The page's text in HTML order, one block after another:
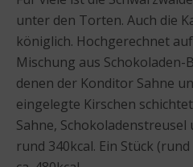
unter den Torten. Auch die
königlich. Hochgerechnet
Mischung aus Schokoladen-
denen der Konditor Sahne
eingelegte Kirschen
Sahne,
rund 340kcal. Ein Stück